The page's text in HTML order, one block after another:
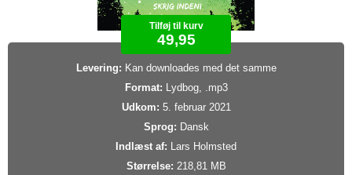
Tilføj til kurv
49,95
Levering: Kan downloades med det samme
Format: Lydbog, .mp3
Udkom: 5. februar 2021
Sprog: Dansk
Indlæst af: Lars Holmsted
Størrelse: 218,81 MB